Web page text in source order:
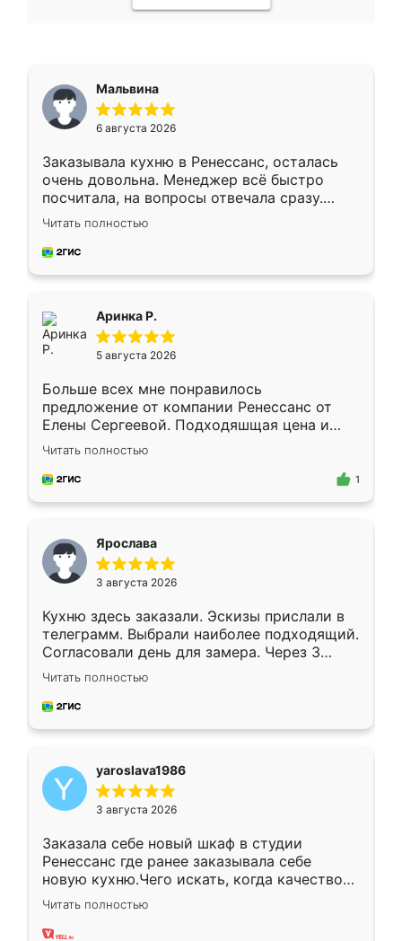
Мальвина
6 августа 2026
Заказывала кухню в Ренессанс, осталась
очень довольна. Менеджер всё быстро
посчитала, на вопросы отвечала сразу.
Замерщик приехал в субботу, подошёл к
делу со всей ответственностью. Собрали
за день, ребята работали аккуратно, даже
Читать полностью
Аринка Р.
5 августа 2026
Больше всех мне понравилось
предложение от компании Ренессанс от
Елены Сергеевой. Подходяшщая цена и
короткие сроки изготовления. Приехавший
для замера сотрудник Владислав
предложил по моему эскизу самый
Читать полностью
1
Ярослава
3 августа 2026
Кухню здесь заказали. Эскизы прислали в
телеграмм. Выбрали наиболее подходящий.
Согласовали день для замера. Через 3
недели кухня была уже готова. Остались
довольны работой. Спасибо Ренессанс
мебель за качественную работу!
Читать полностью
yaroslava1986
3 августа 2026
Заказала себе новый шкаф в студии
Ренессанс где ранее заказывала себе
новую кухню.Чего искать, когда качеством
вполне довольна. Служит кухня уже почти
два года, нареканий нет.
Читать полностью